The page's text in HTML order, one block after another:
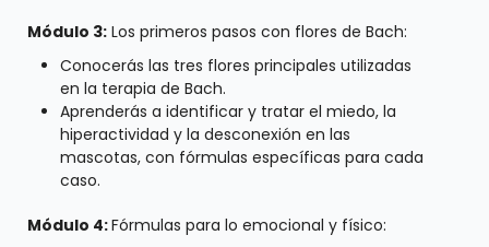
Módulo 3: Los primeros pasos con flores de Bach:
Conocerás las tres flores principales utilizadas
en la terapia de Bach.
Aprenderás a identificar y tratar el miedo, la
hiperactividad y la desconexión en las
mascotas, con fórmulas específicas para cada
caso.
Módulo 4:Fórmulas para lo emocional y físico: